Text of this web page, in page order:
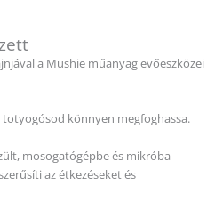
a Mushie műanyag evőeszközei
könnyen megfoghassa.
mosogatógépbe és mikróba
az étkezéseket és